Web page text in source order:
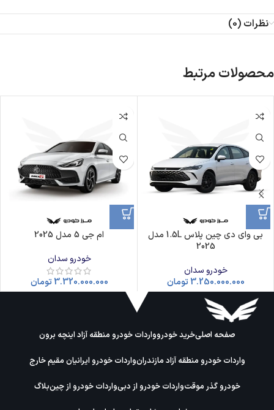
نظرات (0)
محصولات مرتبط
بی وای دی چین پلاس 1.5L مدل
2025
خودرو سدان
3.250.000.000 تومان
ام جی 5 مدل 2025
خودرو سدان
3.320.000.000 تومان
صفحه اصلیخرید خودروواردات خودرو منطقه آزاد اینچه برون
واردات خودرو منطقه آزاد مازندرانواردات خودرو ایرانیان مقیم خارج
خودرو گذر موقتواردات خودرو از دبیواردات خودرو از چینبلاگ